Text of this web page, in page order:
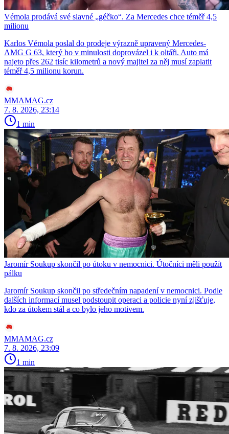
Vémola prodává své slavné „géčko“. Za Mercedes chce téměř 4,5
milionu
Karlos Vémola poslal do prodeje výrazně upravený Mercedes-
AMG G 63, který ho v minulosti doprovázel i k oltáři. Auto má
najeto přes 262 tisíc kilometrů a nový majitel za něj musí zaplatit
téměř 4,5 milionu korun.
MMAMAG.cz
7. 8. 2026, 23:14
1 min
Jaromír Soukup skončil po útoku v nemocnici. Útočníci měli použít
pálku
Jaromír Soukup skončil po středečním napadení v nemocnici. Podle
dalších informací musel podstoupit operaci a policie nyní zjišťuje,
kdo za útokem stál a co bylo jeho motivem.
MMAMAG.cz
7. 8. 2026, 23:09
1 min